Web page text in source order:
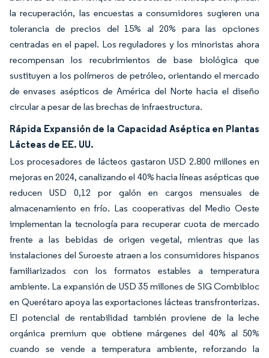
la recuperación, las encuestas a consumidores sugieren una
tolerancia de precios del 15% al 20% para las opciones
centradas en el papel. Los reguladores y los minoristas ahora
recompensan los recubrimientos de base biológica que
sustituyen a los polímeros de petróleo, orientando el mercado
de envases asépticos de América del Norte hacia el diseño
circular a pesar de las brechas de infraestructura.
Rápida Expansión de la Capacidad Aséptica en Plantas
Lácteas de EE. UU.
Los procesadores de lácteos gastaron USD 2.800 millones en
mejoras en 2024, canalizando el 40% hacia líneas asépticas que
reducen USD 0,12 por galón en cargos mensuales de
almacenamiento en frío. Las cooperativas del Medio Oeste
implementan la tecnología para recuperar cuota de mercado
frente a las bebidas de origen vegetal, mientras que las
instalaciones del Suroeste atraen a los consumidores hispanos
familiarizados con los formatos estables a temperatura
ambiente. La expansión de USD 35 millones de SIG Combibloc
en Querétaro apoya las exportaciones lácteas transfronterizas.
El potencial de rentabilidad también proviene de la leche
orgánica premium que obtiene márgenes del 40% al 50%
cuando se vende a temperatura ambiente, reforzando la